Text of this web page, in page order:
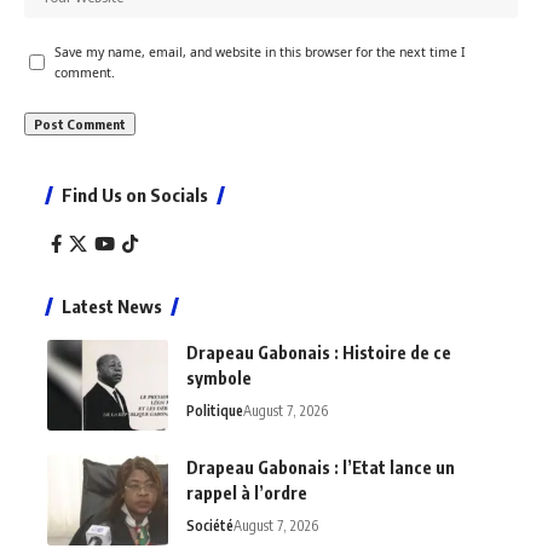
Save my name, email, and website in this browser for the next time I
comment.
Find Us on Socials
Latest News
Drapeau Gabonais : Histoire de ce
symbole
PolitiqueAugust 7, 2026
Drapeau Gabonais : l’Etat lance un
rappel à l’ordre
SociétéAugust 7, 2026